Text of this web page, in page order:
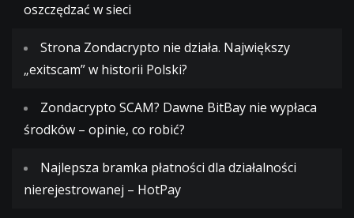
oszczędzać w sieci
Strona Zondacrypto nie działa. Największy
„exitscam” w historii Polski?
Zondacrypto SCAM? Dawne BitBay nie wypłaca
środków – opinie, co robić?
Najlepsza bramka płatności dla działalności
nierejestrowanej – HotPay